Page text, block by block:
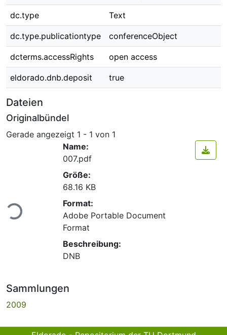
dc.type Text
dc.type.publicationtype conferenceObject
dcterms.accessRights open access
eldorado.dnb.deposit true
Dateien
Originalbündel
Gerade angezeigt 1 - 1 von 1
Name:
007.pdf
Größe:
68.16 KB
Format:
Adobe Portable Document
Format
Beschreibung:
DNB
Sammlungen
2009